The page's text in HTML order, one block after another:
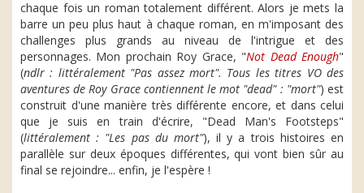
chaque fois un roman totalement différent. Alors je mets la
barre un peu plus haut à chaque roman, en m'imposant des
challenges plus grands au niveau de l'intrigue et des
personnages. Mon prochain Roy Grace, "Not Dead Enough"
(ndlr : littéralement "Pas assez mort". Tous les titres VO des
aventures de Roy Grace contiennent le mot "dead" : "mort") est
construit d'une manière très différente encore, et dans celui
que je suis en train d'écrire, "Dead Man's Footsteps"
(littéralement : "Les pas du mort"), il y a trois histoires en
parallèle sur deux époques différentes, qui vont bien sûr au
final se rejoindre... enfin, je l'espère !